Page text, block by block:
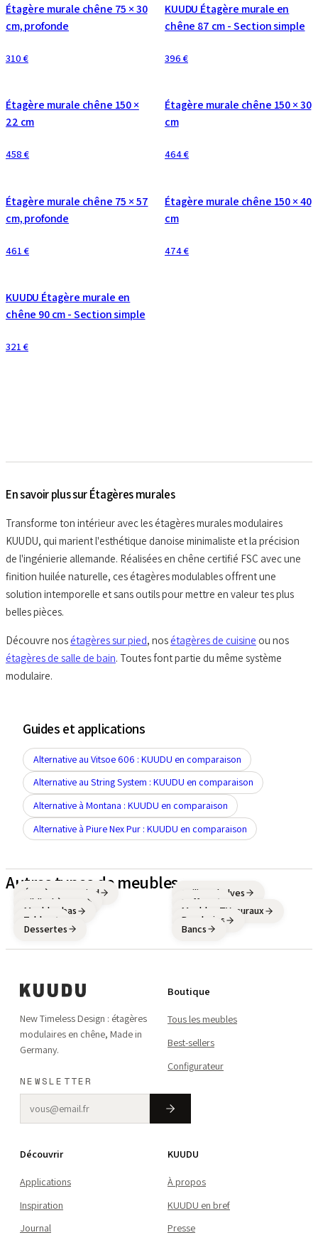
Étagère murale chêne 75 × 30
cm, profonde
310 €
KUUDU Étagère murale en
chêne 87 cm - Section simple
396 €
Étagère murale chêne 150 ×
22 cm
458 €
Étagère murale chêne 150 × 30
cm
464 €
Étagère murale chêne 75 × 57
cm, profonde
461 €
Étagère murale chêne 150 × 40
cm
474 €
KUUDU Étagère murale en
chêne 90 cm - Section simple
321 €
En savoir plus sur Étagères murales
Transforme ton intérieur avec les étagères murales modulaires
KUUDU, qui marient l'esthétique danoise minimaliste et la précision
de l'ingénierie allemande. Réalisées en chêne certifié FSC avec une
finition huilée naturelle, ces étagères modulables offrent une
solution intemporelle et sans outils pour mettre en valeur tes plus
belles pièces.
Découvre nos étagères sur pied, nos étagères de cuisine ou nos
étagères de salle de bain. Toutes font partie du même système
modulaire.
Guides et applications
Alternative au Vitsoe 606 : KUUDU en comparaison
Alternative au String System : KUUDU en comparaison
Alternative à Montana : KUUDU en comparaison
Alternative à Piure Nex Pur : KUUDU en comparaison
Autres types de meubles
Étagères sur pied Ceiling Shelves
Bibliothèques Buffets
Meubles bas Meubles TV muraux
Tables Penderies
Dessertes Bancs
New Timeless Design : étagères
modulaires en chêne, Made in
Germany.
NEWSLETTER
Boutique
Tous les meubles
Best-sellers
Configurateur
Découvrir
Applications
Inspiration
Journal
KUUDU
À propos
KUUDU en bref
Presse